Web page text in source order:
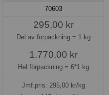
70603
295,00 kr
Del av förpackning = 1 kg
1.770,00 kr
Hel förpackning = 6*1 kg
Jmf.pris: 295,00kr/kg